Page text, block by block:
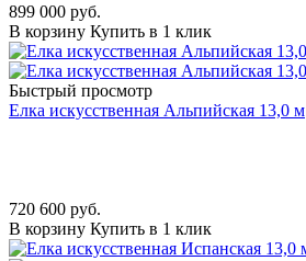
899 000 руб.
В корзину Купить в 1 клик
Быстрый просмотр
Елка искусственная Альпийская 13,0 м
720 600 руб.
В корзину Купить в 1 клик